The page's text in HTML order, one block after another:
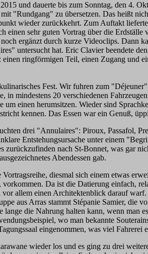
und dauerte bis zum Sonntag, den 4.
"Rundgang" zu übersetzen. Das heißt
wieder zurückkehrt. Zum Auftakt
einen sehr guten Vortrag über die
ergänzt durch kurze Videoclips. Dann
untersucht hat. Eric Clavier beendete
einen ringförmigen Teil, einen Zugang und
Fest. Wir fuhren zum
in mindestens 20 verschiedenen
um einen herumsitzen. Wieder sind
kennen. Das Essen war ein Genuß,
drei "Annulaires": Piroux, Passafol,
Entstehungsursache unter einem
zurückzufinden nach St-Bonnet, was gar
Abendessen gab.
diesmal sich einem etwas
Da ist die Datierung einfach,
allem einen Architektenblick darauf
aus Arras stammt Stépanie Samier, die
lange die Nahrung halten kann, wenn man
wo man bekannte
eingenommen, was viel Fahrerei
wieder los und es ging zu drei